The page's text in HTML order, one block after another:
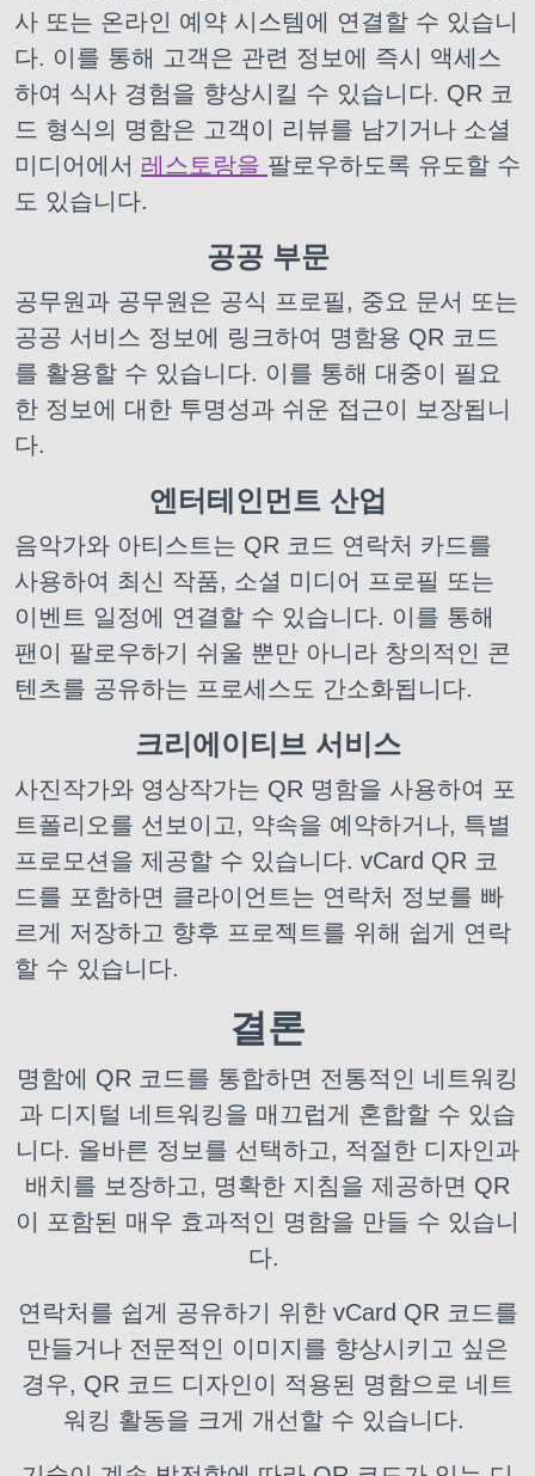
사 또는 온라인 예약 시스템에 연결할 수 있습니
다. 이를 통해 고객은 관련 정보에 즉시 액세스
하여 식사 경험을 향상시킬 수 있습니다. QR 코
드 형식의 명함은 고객이 리뷰를 남기거나 소셜
미디어에서 레스토랑을 팔로우하도록 유도할 수
도 있습니다.
공공 부문
공무원과 공무원은 공식 프로필, 중요 문서 또는
공공 서비스 정보에 링크하여 명함용 QR 코드
를 활용할 수 있습니다. 이를 통해 대중이 필요
한 정보에 대한 투명성과 쉬운 접근이 보장됩니
다.
엔터테인먼트 산업
음악가와 아티스트는 QR 코드 연락처 카드를
사용하여 최신 작품, 소셜 미디어 프로필 또는
이벤트 일정에 연결할 수 있습니다. 이를 통해
팬이 팔로우하기 쉬울 뿐만 아니라 창의적인 콘
텐츠를 공유하는 프로세스도 간소화됩니다.
크리에이티브 서비스
사진작가와 영상작가는 QR 명함을 사용하여 포
트폴리오를 선보이고, 약속을 예약하거나, 특별
프로모션을 제공할 수 있습니다. vCard QR 코
드를 포함하면 클라이언트는 연락처 정보를 빠
르게 저장하고 향후 프로젝트를 위해 쉽게 연락
할 수 있습니다.
결론
명함에 QR 코드를 통합하면 전통적인 네트워킹
과 디지털 네트워킹을 매끄럽게 혼합할 수 있습
니다. 올바른 정보를 선택하고, 적절한 디자인과
배치를 보장하고, 명확한 지침을 제공하면 QR
이 포함된 매우 효과적인 명함을 만들 수 있습니
다.
연락처를 쉽게 공유하기 위한 vCard QR 코드를
만들거나 전문적인 이미지를 향상시키고 싶은
경우, QR 코드 디자인이 적용된 명함으로 네트
워킹 활동을 크게 개선할 수 있습니다.